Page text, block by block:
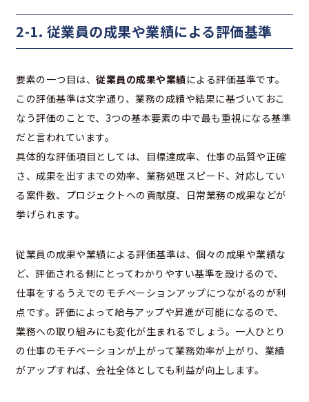
2-1. 従業員の成果や業績による評価基準
要素の一つ目は、 従業員の成果や業績による評価基準です。
この評価基準は文字通り、業務の成績や結果に基づいておこ
なう評価のことで、3つの基本要素の中で最も重視になる基準
だと言われています。
具体的な評価項目としては、目標達成率、仕事の品質や正確
さ、成果を出すまでの効率、業務処理スピード、対応してい
る案件数、プロジェクトへの貢献度、日常業務の成果などが
挙げられます。
従業員の成果や業績による評価基準は、個々の成果や業績な
ど、評価される側にとってわかりやすい基準を設けるので、
仕事をするうえでのモチベーションアップにつながるのが利
点です。評価によって給与アップや昇進が可能になるので、
業務への取り組みにも変化が生まれるでしょう。一人ひとり
の仕事のモチベーションが上がって業務効率が上がり、業績
がアップすれば、会社全体としても利益が向上します。